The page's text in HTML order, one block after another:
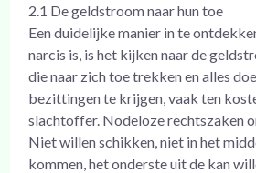
2.1 De geldstroom naar hun toe
Een duidelijke manier in te
narcis is, is het kijken naar de
die naar zich toe trekken en alles
bezittingen te krijgen, vaak ten
slachtoffer. Nodeloze rechtszaken
Niet willen schikken, niet in het
kommen, het onderste uit de kan